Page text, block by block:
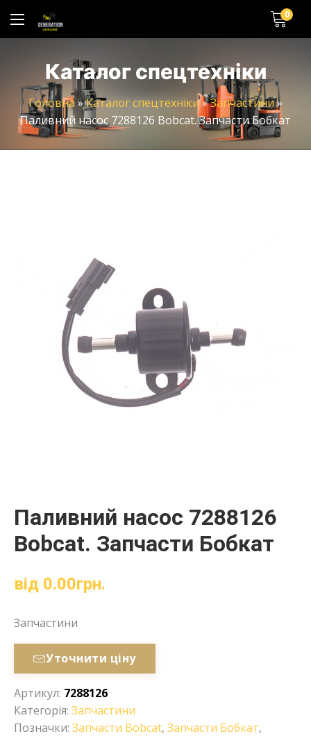
0
Каталог спецтехніки
Головна»Каталог спецтехніки»Запчастини»
Паливний насос 7288126 Bobcat. Запчасти Бобкат
Паливний насос 7288126
Bobcat. Запчасти Бобкат
від 0.00грн.
Запчастини
Уточнити ціну
Артикул: 7288126
Категорія: Запчастини
Позначки: Запчасти Bobcat, Запчасти Бобкат,